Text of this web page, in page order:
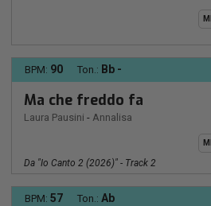
BPM: 90 Ton.: Bb -
Ma che freddo fa
Laura Pausini - Annalisa
Da "Io Canto 2 (2026)" - Track 2
BPM: 57 Ton.: Ab